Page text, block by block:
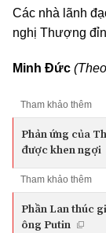
Các nhà lãnh
nghị Thượng
Minh Đức
Tham khảo thêm
Phản ứng của
được khen ngợi
Tham khảo thêm
Phần Lan thúc
ông Putin